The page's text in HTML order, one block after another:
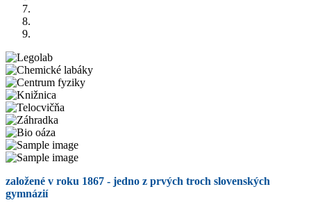
založené v roku 1867 - jedno z prvých troch slovenských
gymnázií